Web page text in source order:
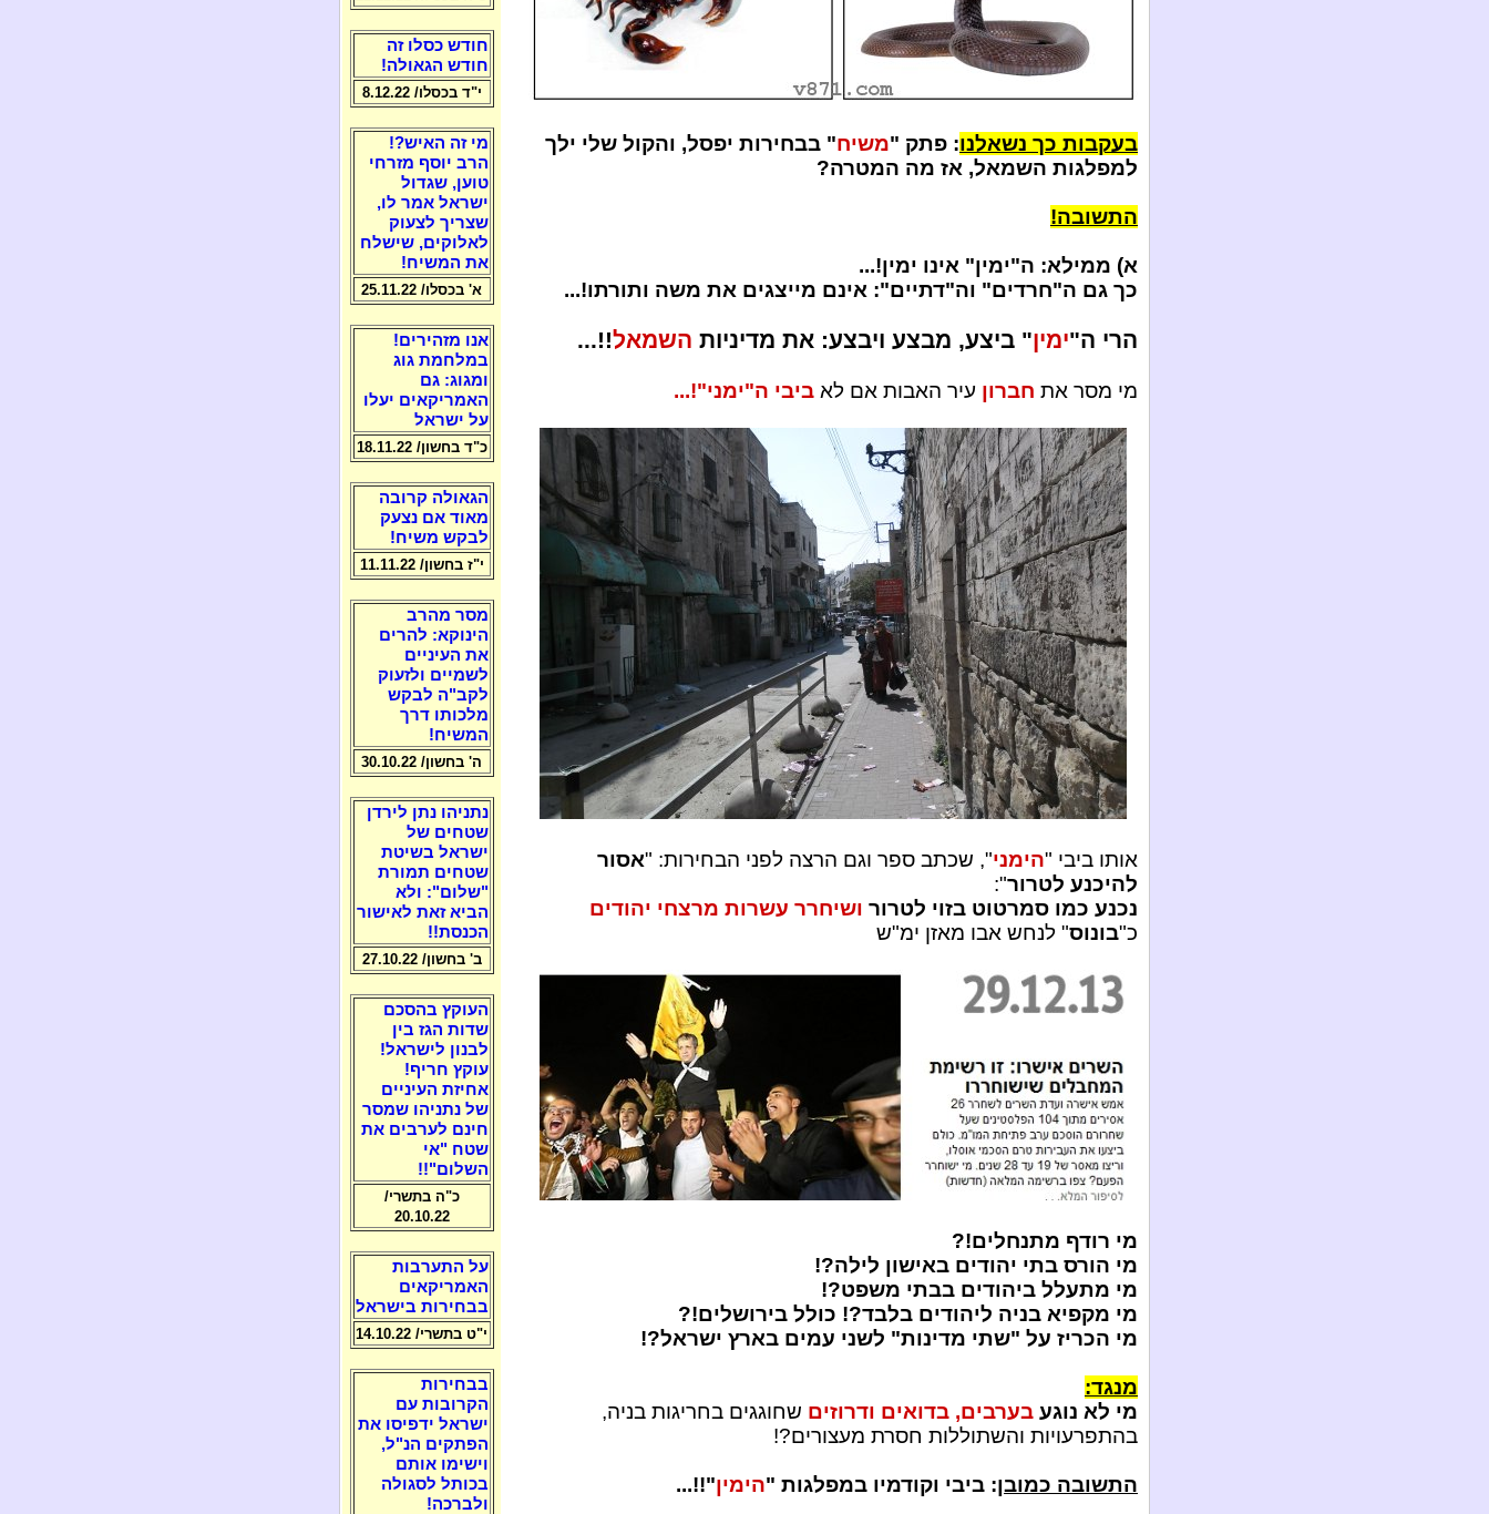
בעקבות כך נשאלנו: פתק "משיח" בבחירות יפסל, והקול שלי ילך
למפלגות השמאל, אז מה המטרה?
התשובה!
א) ממילא: ה"ימין" אינו ימין!...
כך גם ה"חרדים" וה"דתיים": אינם מייצגים את משה ותורתו!...
הרי ה"ימין" ביצע, מבצע ויבצע: את מדיניות השמאל!!...
מי מסר את חברון עיר האבות אם לא ביבי ה"ימני"!...
אותו ביבי "הימני", שכתב ספר וגם הרצה לפני הבחירות: "אסור
להיכנע לטרור":
נכנע כמו סמרטוט בזוי לטרור ושיחרר עשרות מרצחי יהודים
כ"בונוס" לנחש אבו מאזן ימ"ש
מי רודף מתנחלים!?
מי הורס בתי יהודים באישון לילה?!
מי מתעלל ביהודים בבתי משפט?!
מי מקפיא בניה ליהודים בלבד?! כולל בירושלים!?
מי הכריז על "שתי מדינות" לשני עמים בארץ ישראל?!
מנגד:
מי לא נוגע בערבים, בדואים ודרוזים שחוגגים בחריגות בניה,
בהתפרעויות והשתוללות חסרת מעצורים?!
התשובה כמובן: ביבי וקודמיו במפלגות "הימין"!!...
חודש כסלו זה
חודש הגאולה!
י"ד בכסלו/ 8.12.22
מי זה האיש?!
הרב יוסף מזרחי
טוען, שגדול
ישראל אמר לו,
שצריך לצעוק
לאלוקים, שישלח
את המשיח!
א' בכסלו/ 25.11.22
אנו מזהירים!
במלחמת גוג
ומגוג: גם
האמריקאים יעלו
על ישראל
כ"ד בחשון/ 18.11.22
הגאולה קרובה
מאוד אם נצעק
לבקש משיח!
י"ז בחשון/ 11.11.22
מסר מהרב
הינוקא: להרים
את העיניים
לשמיים ולזעוק
לקב"ה לבקש
מלכותו דרך
המשיח!
ה' בחשון/ 30.10.22
נתניהו נתן לירדן
שטחים של
ישראל בשיטת
שטחים תמורת
"שלום": ולא
הביא זאת לאישור
הכנסת!!
ב' בחשון/ 27.10.22
העוקץ בהסכם
שדות הגז בין
לבנון לישראל!
עוקץ חריף!
אחיזת העיניים
של נתניהו שמסר
חינם לערבים את
שטח "אי
השלום"!!
כ"ה בתשרי/
20.10.22
על התערבות
האמריקאים
בבחירות בישראל
י"ט בתשרי/ 14.10.22
בבחירות
הקרובות עם
ישראל ידפיסו את
הפתקים הנ"ל,
וישימו אותם
בכותל לסגולה
ולברכה!